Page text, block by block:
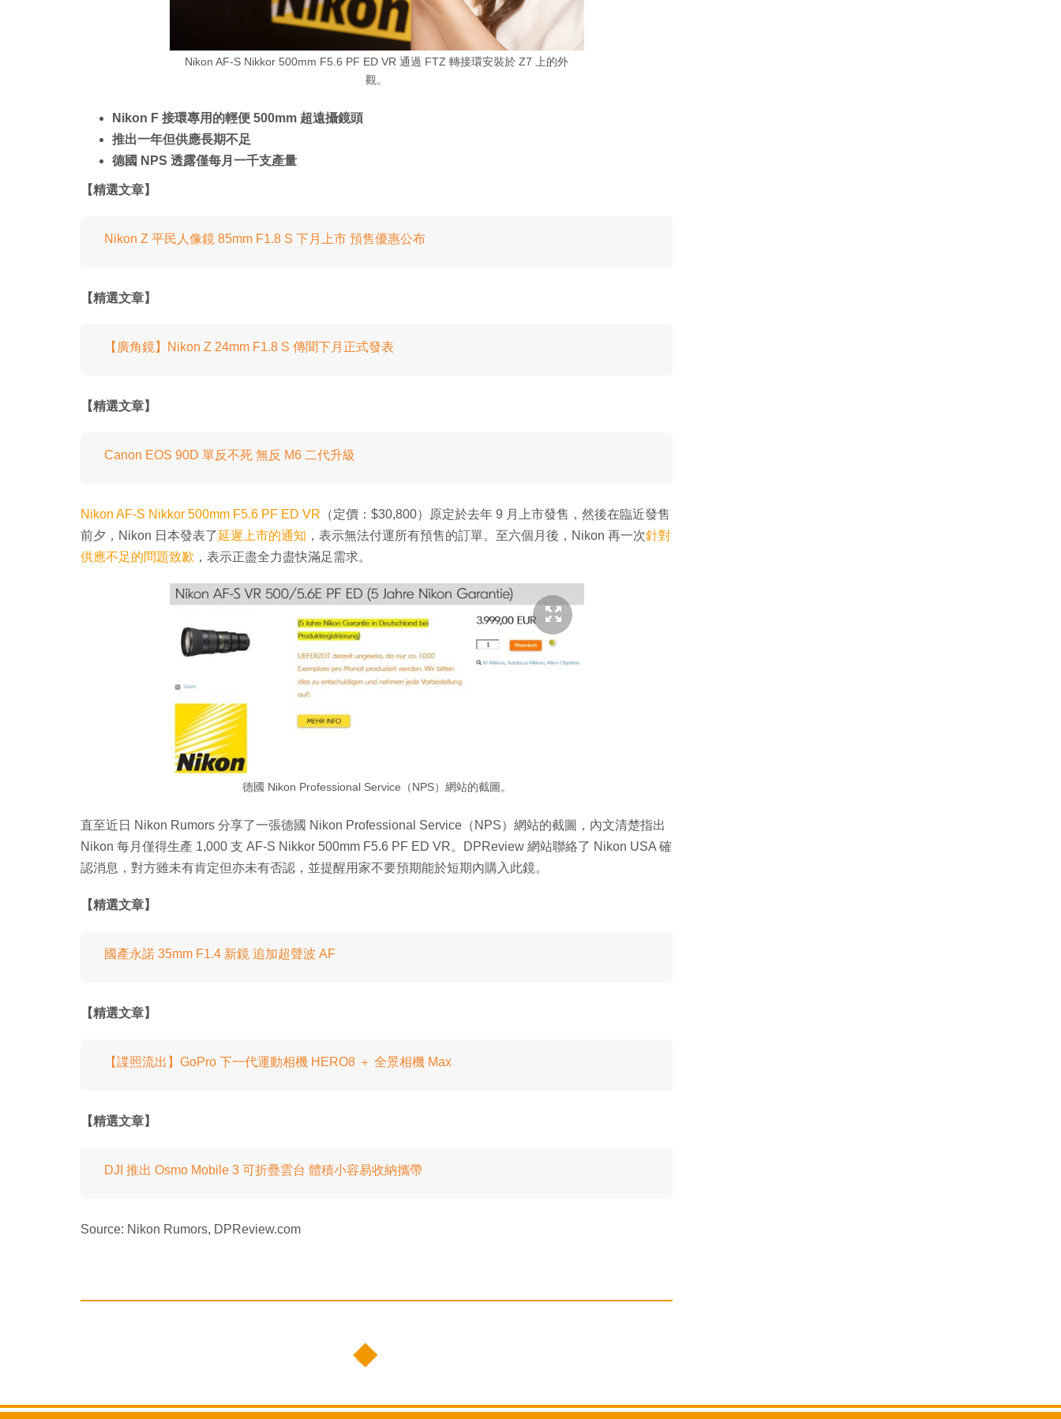
Nikon AF-S Nikkor 500mm F5.6 PF ED VR 通過 FTZ 轉接環安裝於 Z7 上的外
觀。
Nikon F 接環專用的輕便 500mm 超遠攝鏡頭
推出一年但供應長期不足
德國 NPS 透露僅每月一千支產量
【精選文章】
Nikon Z 平民人像鏡 85mm F1.8 S 下月上市 預售優惠公布
【精選文章】
【廣角鏡】Nikon Z 24mm F1.8 S 傳聞下月正式發表
【精選文章】
Canon EOS 90D 單反不死 無反 M6 二代升級
Nikon AF-S Nikkor 500mm F5.6 PF ED VR （定價：$30,800）原定於去年 9 月上市發售，然後在臨近發售
前夕，Nikon 日本發表了延遲上市的通知 ，表示無法付運所有預售的訂單。至六個月後，Nikon 再一次針對
供應不足的問題致歉 ，表示正盡全力盡快滿足需求。
德國 Nikon Professional Service（NPS）網站的截圖。
直至近日 Nikon Rumors 分享了一張德國 Nikon Professional Service（NPS）網站的截圖，內文清楚指出
Nikon 每月僅得生產 1,000 支 AF-S Nikkor 500mm F5.6 PF ED VR。DPReview 網站聯絡了 Nikon USA 確
認消息，對方雖未有肯定但亦未有否認，並提醒用家不要預期能於短期內購入此鏡。
【精選文章】
國產永諾 35mm F1.4 新鏡 追加超聲波 AF
【精選文章】
【諜照流出】GoPro 下一代運動相機 HERO8 ＋ 全景相機 Max
【精選文章】
DJI 推出 Osmo Mobile 3 可折疊雲台 體積小容易收納攜帶
Source: Nikon Rumors, DPReview.com